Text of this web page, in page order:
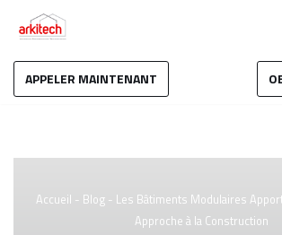
au
contenu
APPELER MAINTENANT
Accueil - Blog- Les Bâtiments Modulaires
Approche à la Construction